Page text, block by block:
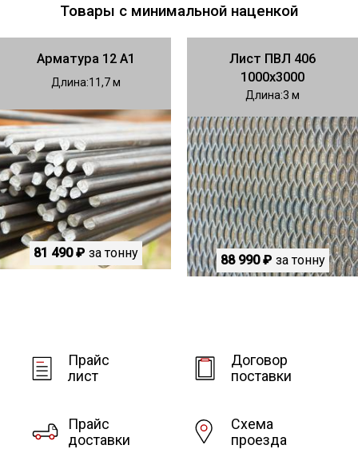
Товары с минимальной наценкой
Арматура 12 А1
Длина 11,7
81 490 ₽ за тонну
Лист ПВЛ 406
1000х3000
Длина 3
88 990 ₽ за тонну
Прайс
лист
Договор
поставки
Прайс
доставки
Схема
проезда